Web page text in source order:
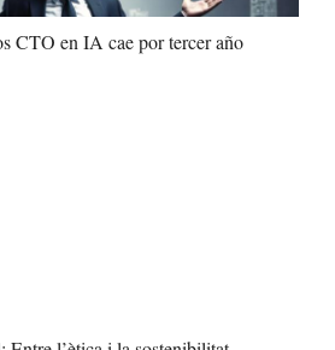
CTO en IA cae por tercer año